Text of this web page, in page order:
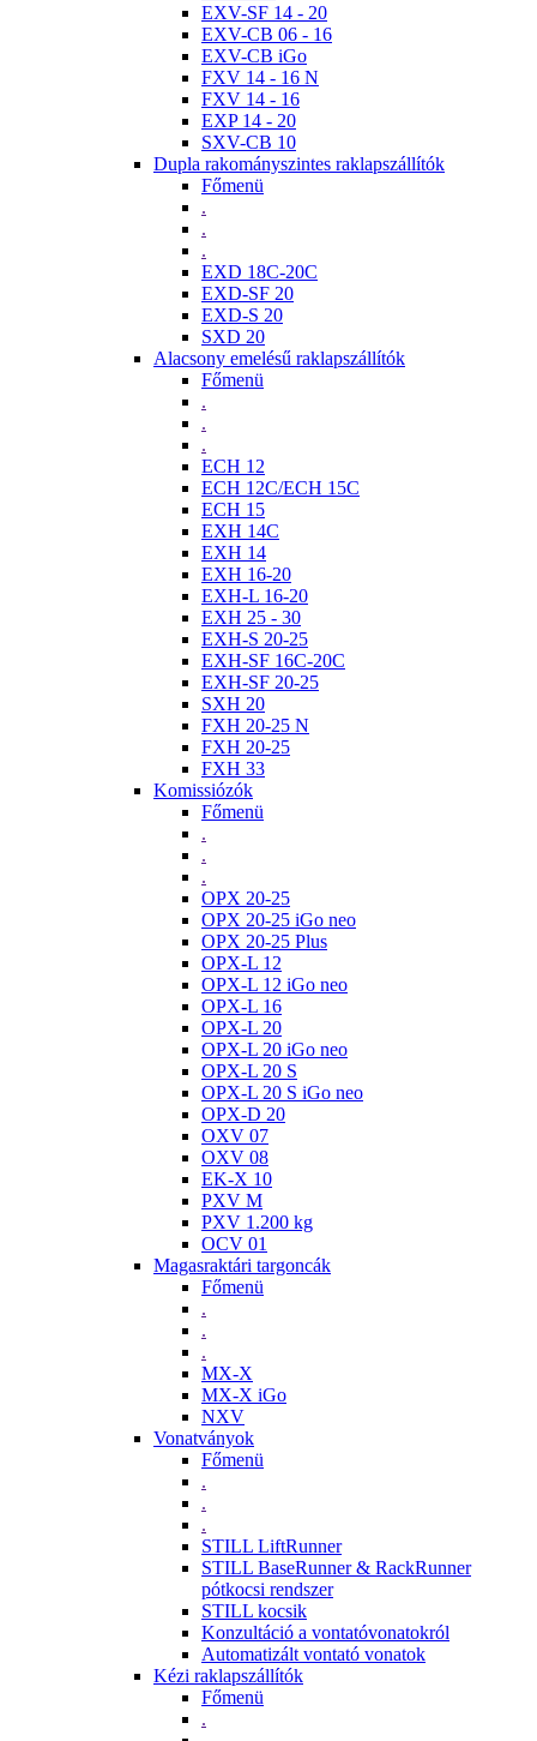
EXV-SF 14 - 20
EXV-CB 06 - 16
EXV-CB iGo
FXV 14 - 16 N
FXV 14 - 16
EXP 14 - 20
SXV-CB 10
Dupla rakományszintes raklapszállítók
Főmenü
.
.
.
EXD 18C-20C
EXD-SF 20
EXD-S 20
SXD 20
Alacsony emelésű raklapszállítók
Főmenü
.
.
.
ECH 12
ECH 12C/ECH 15C
ECH 15
EXH 14C
EXH 14
EXH 16-20
EXH-L 16-20
EXH 25 - 30
EXH-S 20-25
EXH-SF 16C-20C
EXH-SF 20-25
SXH 20
FXH 20-25 N
FXH 20-25
FXH 33
Komissiózók
Főmenü
.
.
.
OPX 20-25
OPX 20-25 iGo neo
OPX 20-25 Plus
OPX-L 12
OPX-L 12 iGo neo
OPX-L 16
OPX-L 20
OPX-L 20 iGo neo
OPX-L 20 S
OPX-L 20 S iGo neo
OPX-D 20
OXV 07
OXV 08
EK-X 10
PXV M
PXV 1.200 kg
OCV 01
Magasraktári targoncák
Főmenü
.
.
.
MX-X
MX-X iGo
NXV
Vonatványok
Főmenü
.
.
.
STILL LiftRunner
STILL BaseRunner & RackRunner
pótkocsi rendszer
STILL kocsik
Konzultáció a vontatóvonatokról
Automatizált vontató vonatok
Kézi raklapszállítók
Főmenü
.